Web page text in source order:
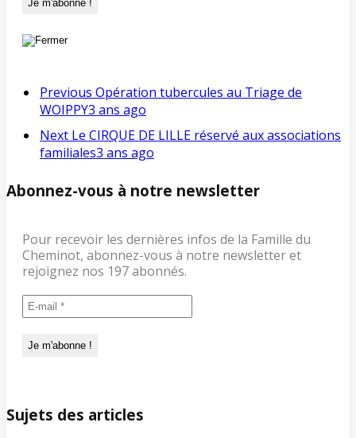
Previous Opération tubercules au Triage de
WOIPPY3 ans ago
Next Le CIRQUE DE LILLE réservé aux associations
familiales3 ans ago
Abonnez-vous à notre newsletter
Pour recevoir les dernières infos de la Famille du
Cheminot, abonnez-vous à notre newsletter et
rejoignez nos 197 abonnés.
Sujets des articles